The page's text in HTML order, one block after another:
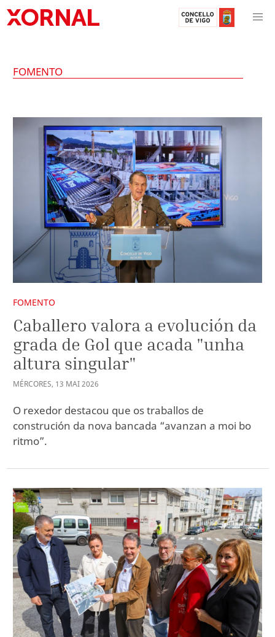
FOMENTO
FOMENTO
Caballero valora a evolución da
grada de Gol que acada "unha
altura singular"
MÉRCORES, 13 MAI2026
O rexedor destacou que os traballos de
construción da nova bancada “avanzan a moi bo
ritmo”.